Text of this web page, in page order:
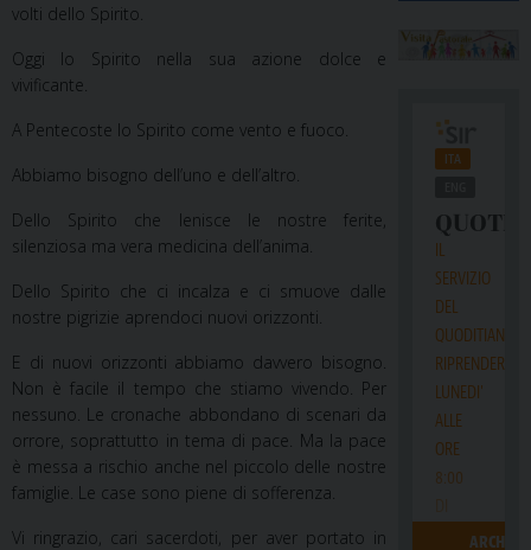
volti dello Spirito.
Oggi lo Spirito nella sua azione dolce e
vivificante.
A Pentecoste lo Spirito come vento e fuoco.
Abbiamo bisogno dell’uno e dell’altro.
Dello Spirito che lenisce le nostre ferite,
silenziosa ma vera medicina dell’anima.
Dello Spirito che ci incalza e ci smuove dalle
nostre pigrizie aprendoci nuovi orizzonti.
E di nuovi orizzonti abbiamo davvero bisogno.
Non è facile il tempo che stiamo vivendo. Per
nessuno. Le cronache abbondano di scenari da
orrore, soprattutto in tema di pace. Ma la pace
è messa a rischio anche nel piccolo delle nostre
famiglie. Le case sono piene di sofferenza.
Vi ringrazio, cari sacerdoti, per aver portato in
1 1 2 3 4 5 6